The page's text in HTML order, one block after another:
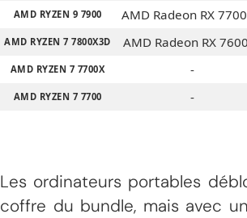
AMD RYZEN 9 7900 AMD Radeon RX
AMD RYZEN 7 7800X3D AMD Radeon RX
AMD RYZEN 7 7700X -
AMD RYZEN 7 7700 -
Les ordinateurs portables
coffre du bundle, mais avec